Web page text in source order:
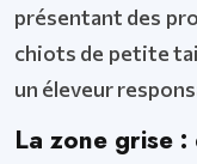
présentant des
chiots de petite
un éleveur
La zone grise